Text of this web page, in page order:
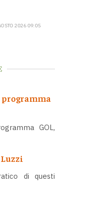
2026 09:05
GOL,
di questi